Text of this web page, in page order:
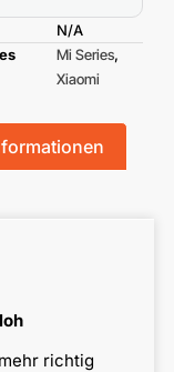
N/A
Mi Series,
Xiaomi
richtig